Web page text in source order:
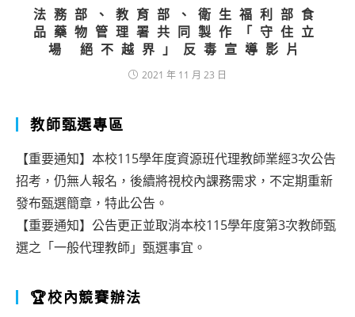
法務部、教育部、衛生福利部食
品藥物管理署共同製作「守住立
場 絕不越界」反毒宣導影片
2021 年 11 月 23 日
教師甄選專區
【重要通知】本校115學年度資源班代理教師業經3次公告
招考，仍無人報名，後續將視校內課務需求，不定期重新
發布甄選簡章，特此公告。
【重要通知】公告更正並取消本校115學年度第3次教師甄
選之「一般代理教師」甄選事宜。
🏆校內競賽辦法